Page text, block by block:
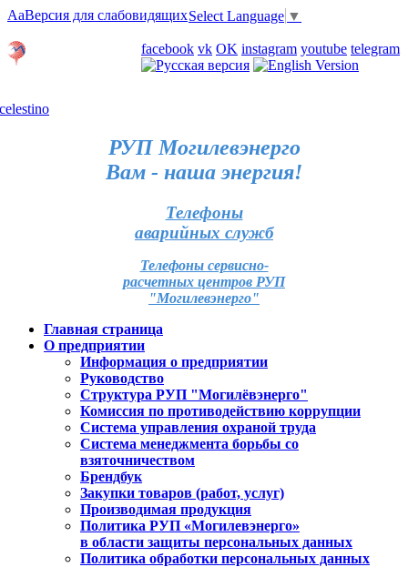
AaВерсия для слабовидящихSelect Language ▼
facebook vk OK instagram youtube telegram
РУП Могилевэнерго
Вам - наша энергия!
Телефоны
аварийных служб
Телефоны сервисно-
расчетных центров РУП
"Могилевэнерго"
Главная страница
О предприятии
Информация о предприятии
Руководство
Структура РУП "Могилёвэнерго"
Комиссия по противодействию коррупции
Система управления охраной труда
Система менеджмента борьбы со
взяточничеством
Брендбук
Закупки товаров (работ, услуг)
Производимая продукция
Политика РУП «Могилевэнерго»
в области защиты персональных данных
Политика обработки персональных данных